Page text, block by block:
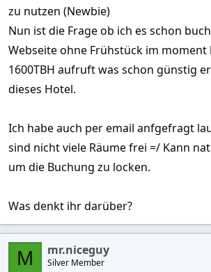
zu nutzen (Newbie)
Nun ist die Frage ob ich es schon
Webseite ohne Frühstück im moment
1600TBH aufruft was schon günstig
dieses Hotel.
Ich habe auch per email anfgefragt
sind nicht viele Räume frei =/ Kann
um die Buchung zu locken.
Was denkt ihr darüber?
M mr.niceguy
Silver Member